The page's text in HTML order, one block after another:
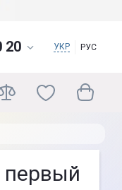
20 УКР РУС
первый